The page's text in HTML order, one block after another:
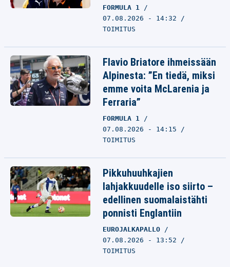
FORMULA 1
07.08.2026 - 14:32
TOIMITUS
Flavio Briatore ihmeissään
Alpinesta: ”En tiedä, miksi
emme voita McLarenia ja
Ferraria”
FORMULA 1
07.08.2026 - 14:15
TOIMITUS
Pikkuhuuhkajien
lahjakkuudelle iso siirto –
edellinen suomalaistähti
ponnisti Englantiin
EUROJALKAPALLO
07.08.2026 - 13:52
TOIMITUS